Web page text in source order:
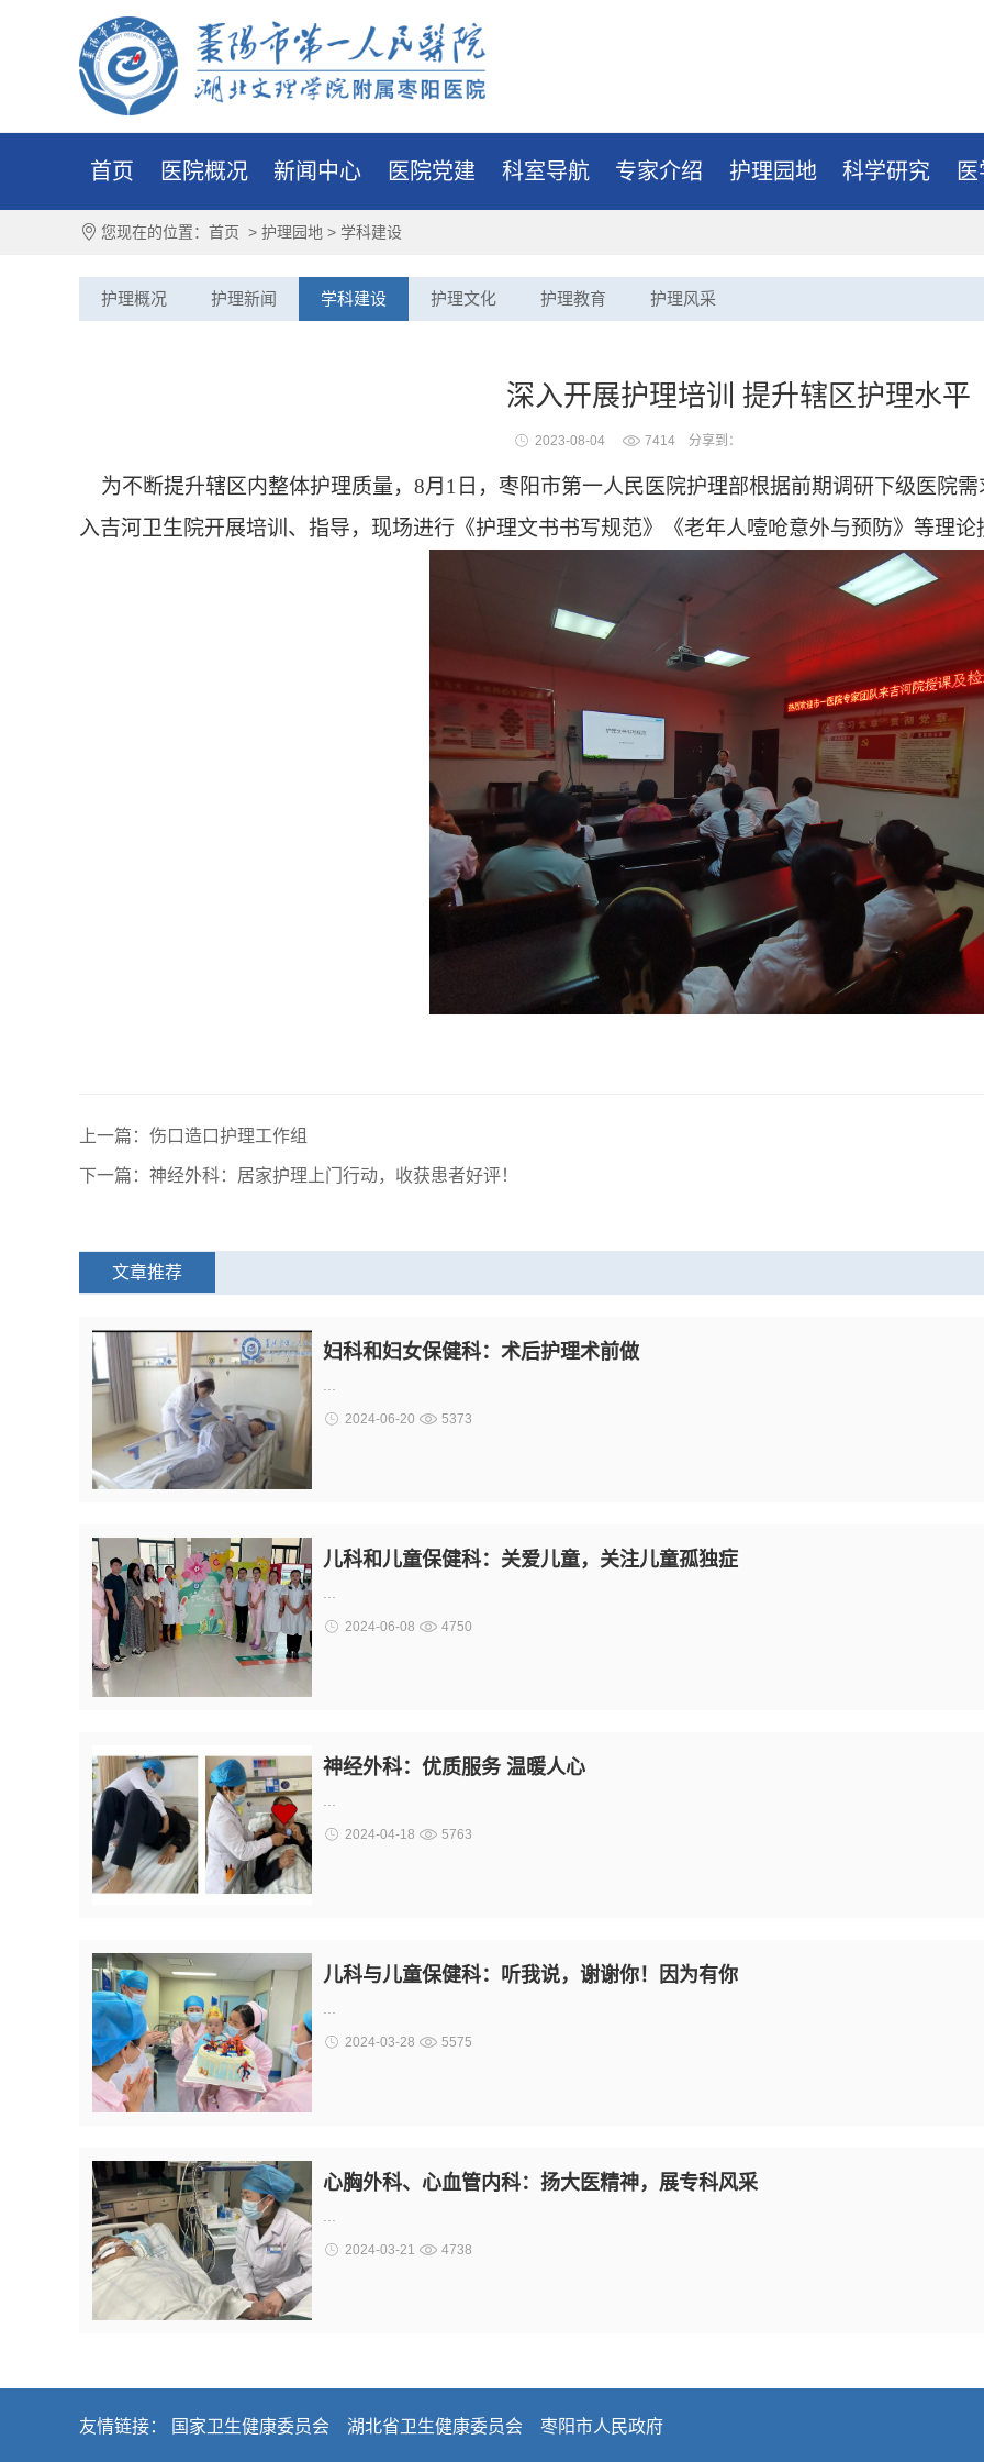
首页 医院概况 新闻中心 医院党建 科室导航 专家介绍 护理园地 科学研究
您现在的位置： 首页 > 护理园地 > 学科建设
护理概况 护理新闻 学科建设 护理文化 护理教育 护理风采
深入开展护理培训 提升辖区护理水平
2023-08-04 7414 分享到：
为不断提升辖区内整体护理质量， 8月1日，枣阳市第一人民医院护理部根据前期调研下级医院
入吉河卫生院开展培训、指导，现场进行《护理文书书写规范》《老年人噎呛意外与预防》等理论
上一篇：伤口造口护理工作组
下一篇：神经外科：居家护理上门行动，收获患者好评！
文章推荐
妇科和妇女保健科：术后护理术前做
2024-06-20 5373
儿科和儿童保健科：关爱儿童，关注儿童孤独症
2024-06-08 4750
神经外科：优质服务 温暖人心
2024-04-18 5763
儿科与儿童保健科：听我说，谢谢你！因为有你
2024-03-28 5575
心胸外科、心血管内科：扬大医精神，展专科风采
2024-03-21 4738
友情链接： 国家卫生健康委员会 湖北省卫生健康委员会 枣阳市人民政府